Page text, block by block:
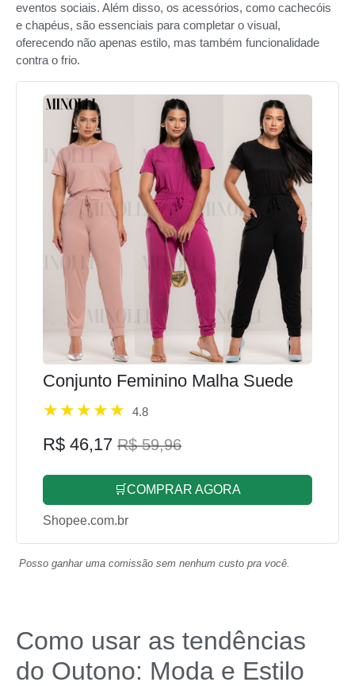
eventos sociais. Além disso, os acessórios, como cachecóis
e chapéus, são essenciais para completar o visual,
oferecendo não apenas estilo, mas também funcionalidade
contra o frio.
Conjunto Feminino Malha Suede
4.8
R$ 46,17 R$ 59,96
🛒COMPRAR AGORA
Shopee.com.br
Posso ganhar uma comissão sem nenhum custo pra você.
Como usar as tendências
do Outono: Moda e Estilo